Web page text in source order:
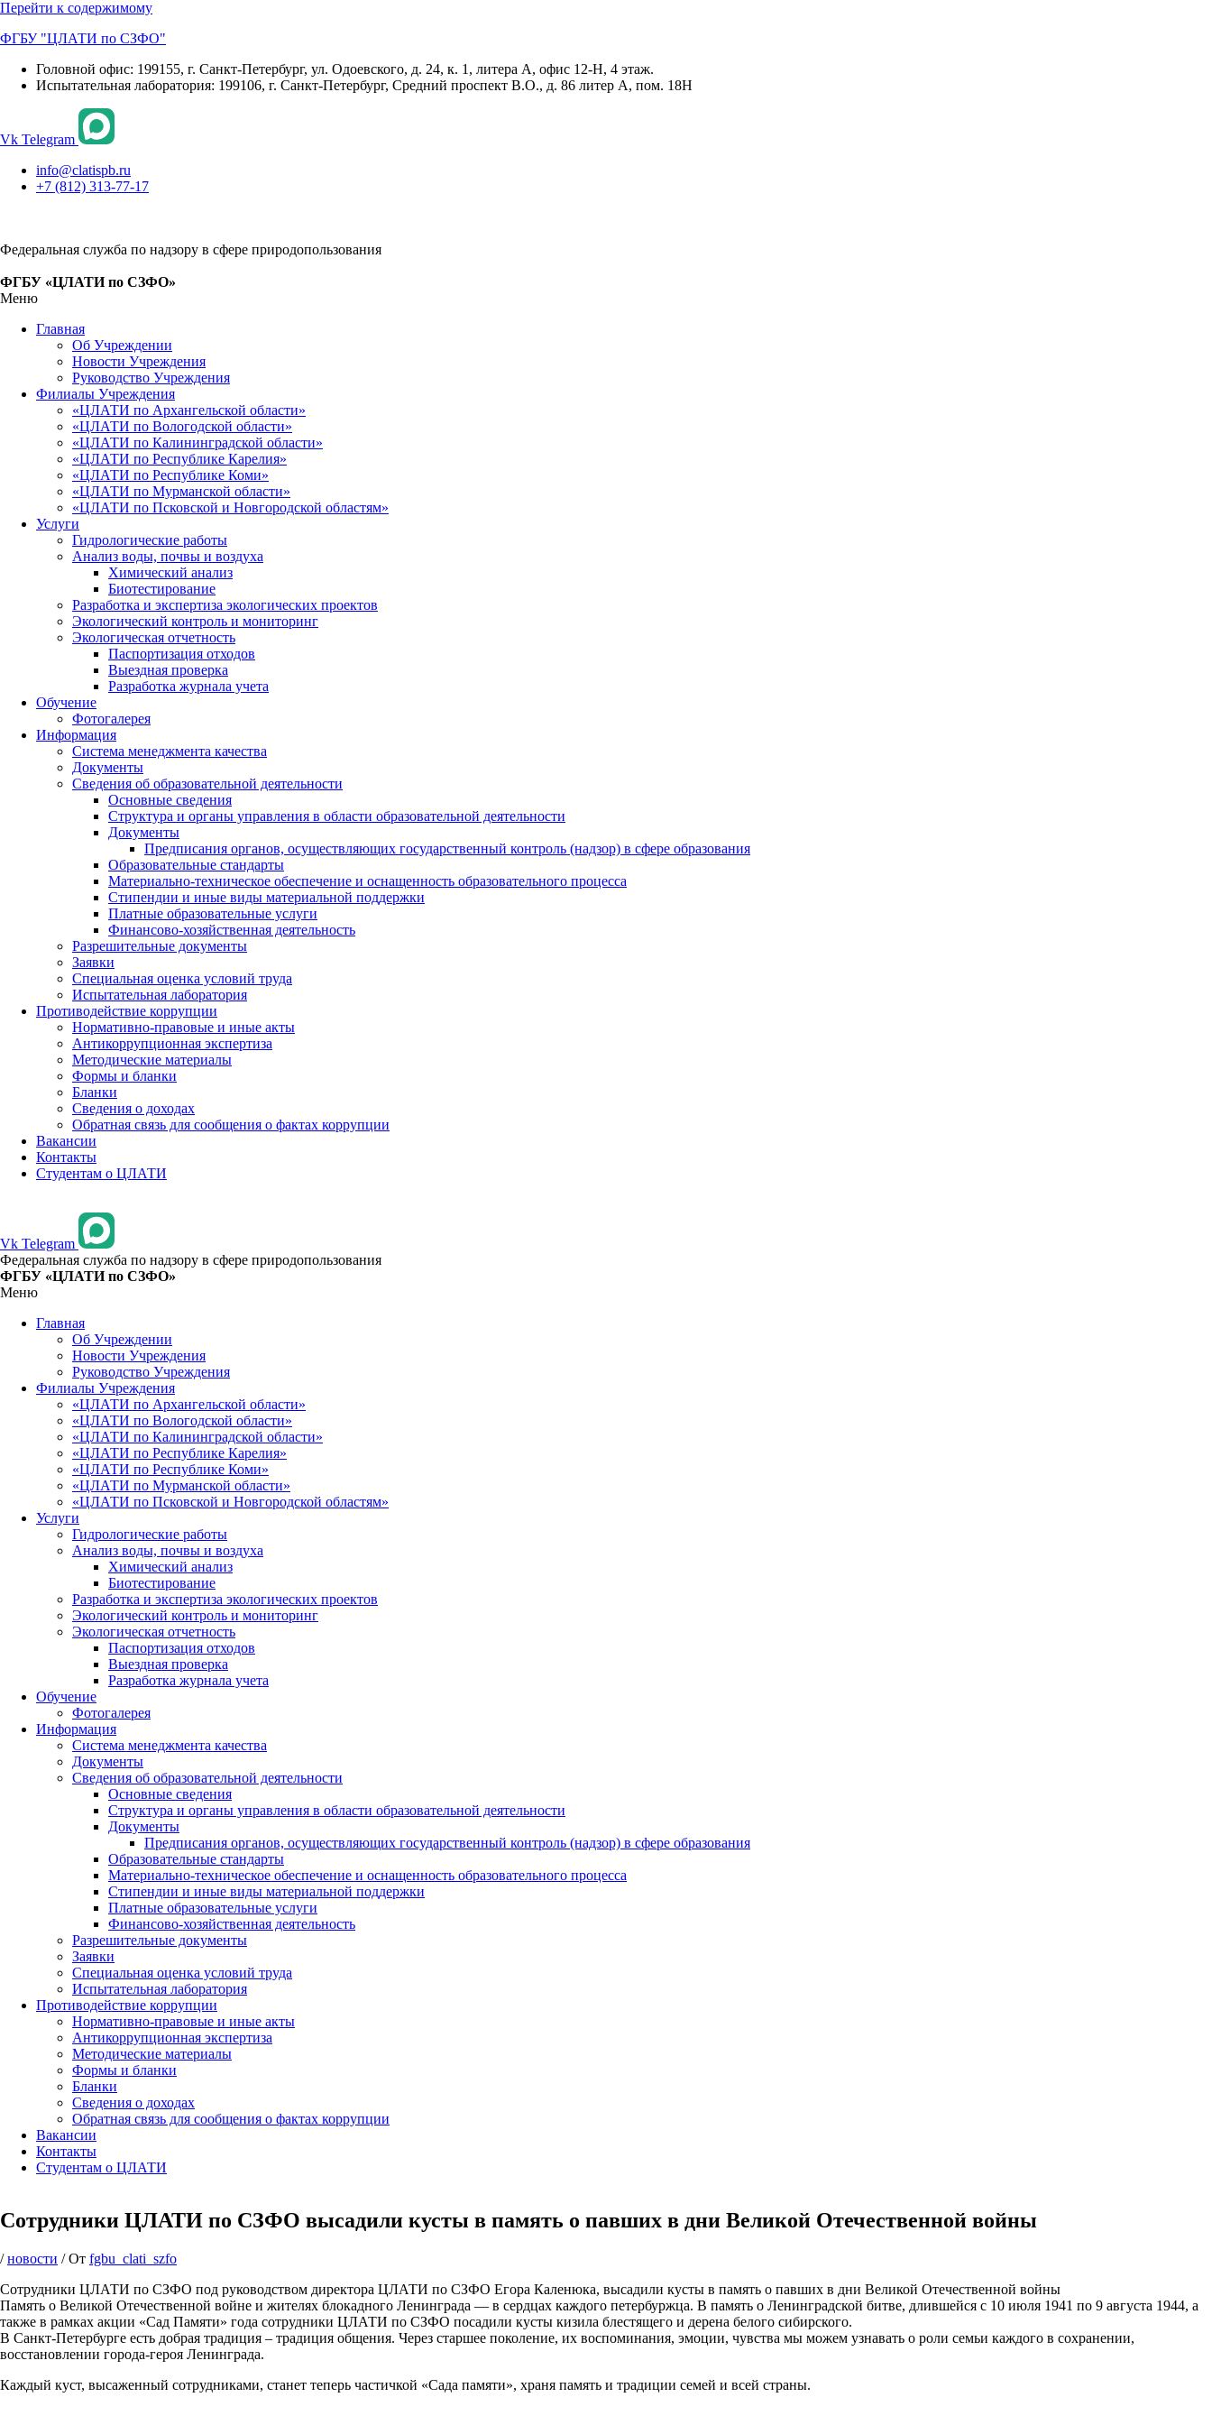
Перейти к содержимому
ФГБУ "ЦЛАТИ по СЗФО"
Головной офис: 199155, г. Санкт-Петербург, ул. Одоевского, д. 24, к. 1, литера А, офис 12-Н, 4 этаж.
Испытательная лаборатория: 199106, г. Санкт-Петербург, Средний проспект В.О., д. 86 литер А, пом. 18Н
Vk Telegram
info@clatispb.ru
+7 (812) 313-77-17
Федеральная служба по надзору в сфере природопользования
ФГБУ «ЦЛАТИ по СЗФО»
Меню
Главная
Об Учреждении
Новости Учреждения
Руководство Учреждения
Филиалы Учреждения
«ЦЛАТИ по Архангельской области»
«ЦЛАТИ по Вологодской области»
«ЦЛАТИ по Калининградской области»
«ЦЛАТИ по Республике Карелия»
«ЦЛАТИ по Республике Коми»
«ЦЛАТИ по Мурманской области»
«ЦЛАТИ по Псковской и Новгородской областям»
Услуги
Гидрологические работы
Анализ воды, почвы и воздуха
Химический анализ
Биотестирование
Разработка и экспертиза экологических проектов
Экологический контроль и мониторинг
Экологическая отчетность
Паспортизация отходов
Выездная проверка
Разработка журнала учета
Обучение
Фотогалерея
Информация
Система менеджмента качества
Документы
Сведения об образовательной деятельности
Основные сведения
Структура и органы управления в области образовательной деятельности
Документы
Предписания органов, осуществляющих государственный контроль (надзор) в сфере образования
Образовательные стандарты
Материально-техническое обеспечение и оснащенность образовательного процесса
Стипендии и иные виды материальной поддержки
Платные образовательные услуги
Финансово-хозяйственная деятельность
Разрешительные документы
Заявки
Специальная оценка условий труда
Испытательная лаборатория
Противодействие коррупции
Нормативно-правовые и иные акты
Антикоррупционная экспертиза
Методические материалы
Формы и бланки
Бланки
Сведения о доходах
Обратная связь для сообщения о фактах коррупции
Вакансии
Контакты
Студентам о ЦЛАТИ
Vk Telegram
Федеральная служба по надзору в сфере природопользования
ФГБУ «ЦЛАТИ по СЗФО»
Меню
Главная
Об Учреждении
Новости Учреждения
Руководство Учреждения
Филиалы Учреждения
«ЦЛАТИ по Архангельской области»
«ЦЛАТИ по Вологодской области»
«ЦЛАТИ по Калининградской области»
«ЦЛАТИ по Республике Карелия»
«ЦЛАТИ по Республике Коми»
«ЦЛАТИ по Мурманской области»
«ЦЛАТИ по Псковской и Новгородской областям»
Услуги
Гидрологические работы
Анализ воды, почвы и воздуха
Химический анализ
Биотестирование
Разработка и экспертиза экологических проектов
Экологический контроль и мониторинг
Экологическая отчетность
Паспортизация отходов
Выездная проверка
Разработка журнала учета
Обучение
Фотогалерея
Информация
Система менеджмента качества
Документы
Сведения об образовательной деятельности
Основные сведения
Структура и органы управления в области образовательной деятельности
Документы
Предписания органов, осуществляющих государственный контроль (надзор) в сфере образования
Образовательные стандарты
Материально-техническое обеспечение и оснащенность образовательного процесса
Стипендии и иные виды материальной поддержки
Платные образовательные услуги
Финансово-хозяйственная деятельность
Разрешительные документы
Заявки
Специальная оценка условий труда
Испытательная лаборатория
Противодействие коррупции
Нормативно-правовые и иные акты
Антикоррупционная экспертиза
Методические материалы
Формы и бланки
Бланки
Сведения о доходах
Обратная связь для сообщения о фактах коррупции
Вакансии
Контакты
Студентам о ЦЛАТИ
Сотрудники ЦЛАТИ по СЗФО высадили кусты в память о павших в дни Великой Отечественной войны
/новости / От fgbu_clati_szfo
Сотрудники ЦЛАТИ по СЗФО под руководством директора ЦЛАТИ по СЗФО Егора Каленюка, высадили кусты в память о павших в дни Великой Отечественной войны
Память о Великой Отечественной войне и жителях блокадного Ленинграда — в сердцах каждого петербуржца. В память о Ленинградской битве, длившейся с 10 июля 1941 по 9 августа 1944, а
также в рамках акции «Сад Памяти» года сотрудники ЦЛАТИ по СЗФО посадили кусты кизила блестящего и дерена белого сибирского.
В Санкт-Петербурге есть добрая традиция – традиция общения. Через старшее поколение, их воспоминания, эмоции, чувства мы можем узнавать о роли семьи каждого в сохранении,
восстановлении города-героя Ленинграда.
Каждый куст, высаженный сотрудниками, станет теперь частичкой «Сада памяти», храня память и традиции семей и всей страны.